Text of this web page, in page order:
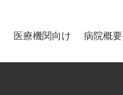
医療機関向け 病院概要